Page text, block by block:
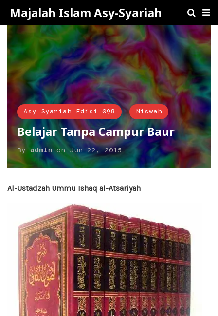
Majalah Islam Asy-Syariah
Asy Syariah Edisi 098 Niswah
Belajar Tanpa Campur Baur
ByadminonJun 22, 2015
Al-Ustadzah Ummu Ishaq al-Atsariyah